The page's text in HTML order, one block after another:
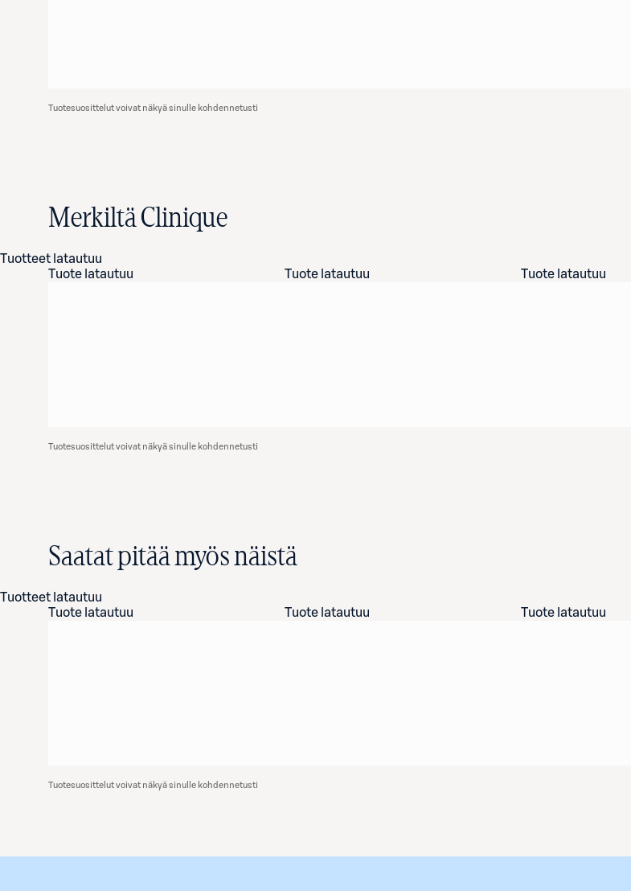
Tuotesuosittelut voivat näkyä sinulle kohdennetusti
Merkiltä Clinique
Tuotteet latautuu
Tuote latautuu
Tuote latautuu Tuote latautuu
Tuotesuosittelut voivat näkyä sinulle kohdennetusti
Saatat pitää myös näistä
Tuotteet latautuu
Tuote latautuu
Tuote latautuu Tuote latautuu
Tuotesuosittelut voivat näkyä sinulle kohdennetusti